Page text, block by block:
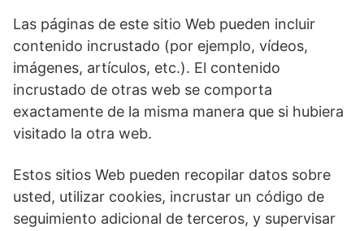
Las páginas de este sitio Web pueden incluir
contenido incrustado (por ejemplo, vídeos,
imágenes, artículos, etc.). El contenido
incrustado de otras web se comporta
exactamente de la misma manera que si hubiera
visitado la otra web.
Estos sitios Web pueden recopilar datos sobre
usted, utilizar cookies, incrustar un código de
seguimiento adicional de terceros, y supervisar